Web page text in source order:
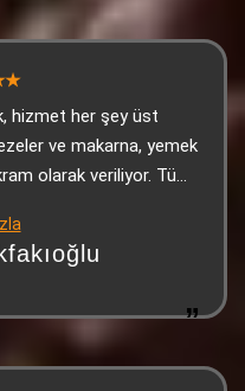
hizmet her şey üst
ve makarna, yemek
olarak veriliyor. Tüm